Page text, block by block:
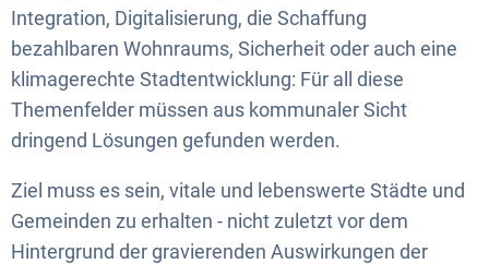
Integration, Digitalisierung, die Schaffung
bezahlbaren Wohnraums, Sicherheit oder auch eine
klimagerechte Stadtentwicklung: Für all diese
Themenfelder müssen aus kommunaler Sicht
dringend Lösungen gefunden werden.
Ziel muss es sein, vitale und lebenswerte Städte und
Gemeinden zu erhalten - nicht zuletzt vor dem
Hintergrund der gravierenden Auswirkungen der